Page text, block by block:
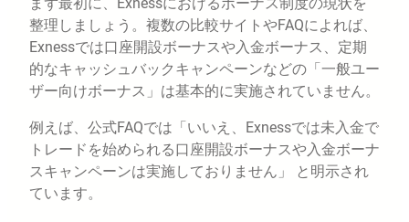
まず最初に、Exnessにおけるボーナス制度の現状を
整理しましょう。複数の比較サイトやFAQによれば、
Exnessでは口座開設ボーナスや入金ボーナス、定期
的なキャッシュバックキャンペーンなどの「一般ユー
ザー向けボーナス」は基本的に実施されていません。
例えば、公式FAQでは「いいえ、Exnessでは未入金で
トレードを始められる口座開設ボーナスや入金ボーナ
スキャンペーンは実施しておりません」 と明示され
ています。